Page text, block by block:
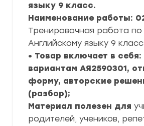
языку 9 класс.
Наименование работы:
Тренировочная работа по
Английскому языку 9
• Товар включает в
вариантам АЯ2590301,
форму, авторские
(разбор);
Материал полезен для
родителей, учеников,